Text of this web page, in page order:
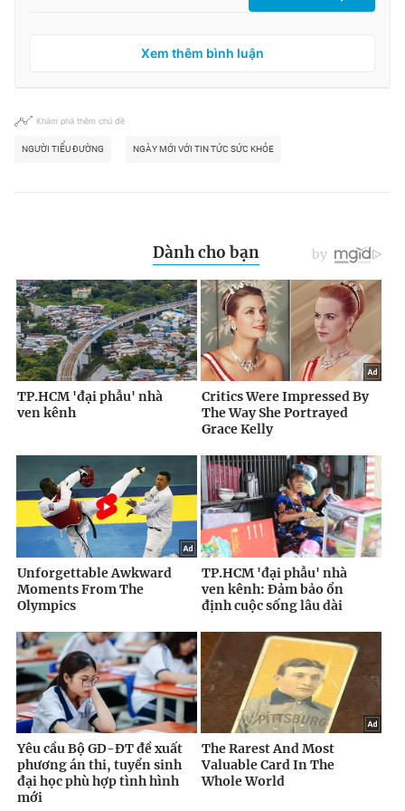
Xem thêm bình luận
Khám phá thêm chủ đề
NGƯỜI TIỂU ĐƯỜNG NGÀY MỚI VỚI TIN TỨC SỨC KHỎE